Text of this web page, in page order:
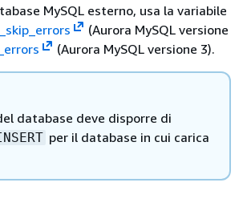
MySQL esterno, usa la variabile
(Aurora MySQL versione
(Aurora MySQL versione 3).
database deve disporre di
per il database in cui carica